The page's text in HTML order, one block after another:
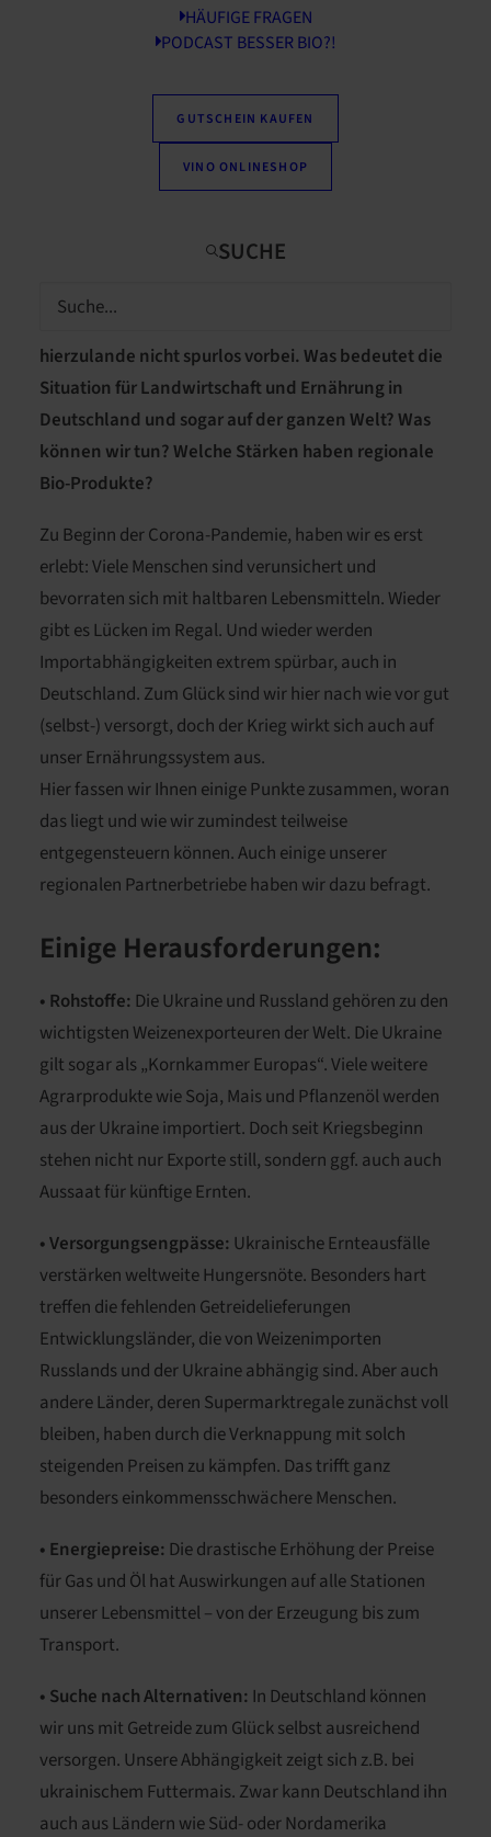
HÄUFIGE FRAGEN
PODCAST BESSER BIO?!
GUTSCHEIN KAUFEN
VINO ONLINESHOP
Die schrecklichen Ereignisse in der Ukraine
hierzulande nicht spurlos vorbei. Was bedeutet die
Situation für Landwirtschaft und Ernährung in
Deutschland und sogar auf der ganzen Welt? Was
können wir tun? Welche Stärken haben regionale
Bio-Produkte?
Zu Beginn der Corona-Pandemie, haben wir es erst
erlebt: Viele Menschen sind verunsichert und
bevorraten sich mit haltbaren Lebensmitteln. Wieder
gibt es Lücken im Regal. Und wieder werden
Importabhängigkeiten extrem spürbar, auch in
Deutschland. Zum Glück sind wir hier nach wie vor gut
(selbst-) versorgt, doch der Krieg wirkt sich auch auf
unser Ernährungssystem aus.
Hier fassen wir Ihnen einige Punkte zusammen, woran
das liegt und wie wir zumindest teilweise
entgegensteuern können. Auch einige unserer
regionalen Partnerbetriebe haben wir dazu befragt.
Einige Herausforderungen:
• Rohstoffe: Die Ukraine und Russland gehören zu den
wichtigsten Weizenexporteuren der Welt. Die Ukraine
gilt sogar als „Kornkammer Europas“. Viele weitere
Agrarprodukte wie Soja, Mais und Pflanzenöl werden
aus der Ukraineimportiert. Doch seit Kriegsbeginn
stehen nicht nur Exporte still, sondern ggf. auch auch
Aussaat für künftige Ernten.
• Versorgungsengpässe: Ukrainische Ernteausfälle
verstärken weltweite Hungersnöte. Besonders hart
treffen die fehlenden Getreidelieferungen
Entwicklungsländer, die von Weizenimporten
Russlands und der Ukraine abhängig sind. Aber auch
andere Länder, deren Supermarktregale zunächst voll
bleiben, haben durch die Verknappung mit solch
steigenden Preisen zu kämpfen. Das trifft ganz
besonders einkommensschwächere Menschen.
• Energiepreise: Die drastische Erhöhung der Preise
für Gas und Öl hat Auswirkungen auf alle Stationen
unserer Lebensmittel – von der Erzeugung bis zum
Transport.
• Suche nach Alternativen: In Deutschland können
wir uns mit Getreide zum Glückselbst ausreichend
versorgen. Unsere Abhängigkeit zeigt sich z.B. bei
ukrainischem Futtermais. Zwar kann Deutschland ihn
auch aus Ländern wie Süd- oder Nordamerika